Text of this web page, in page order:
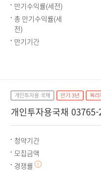
만기수익률(세전)
총 만기수익률(세
전)
만기기간
개인투자용 국채 만기 3년 복리
개인투자용국채
청약기간
모집금액
경쟁률